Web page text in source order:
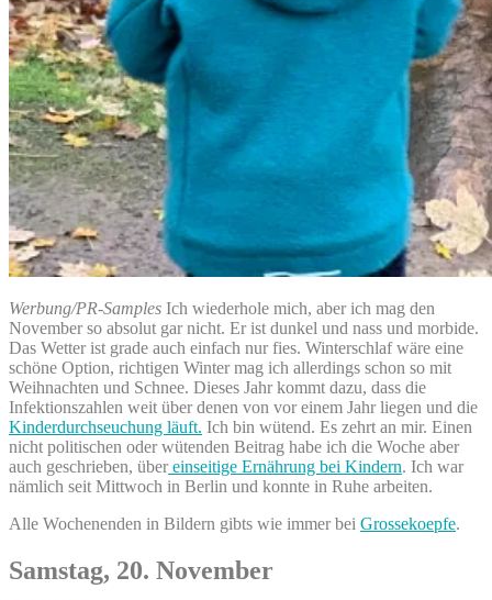
Werbung/PR-Samples Ich wiederhole mich, aber ich mag den
November so absolut gar nicht. Er ist dunkel und nass und morbide.
Das Wetter ist grade auch einfach nur fies. Winterschlaf wäre eine
schöne Option, richtigen Winter mag ich allerdings schon so mit
Weihnachten und Schnee. Dieses Jahr kommt dazu, dass die
Infektionszahlen weit über denen von vor einem Jahr liegen und die
Kinderdurchseuchung läuft. Ich bin wütend. Es zehrt an mir. Einen
nicht politischen oder wütenden Beitrag habe ich die Woche aber
auch geschrieben, übereinseitige Ernährung bei Kindern. Ich war
nämlich seit Mittwoch in Berlin und konnte in Ruhe arbeiten.
Alle Wochenenden in Bildern gibts wie immer bei Grossekoepfe.
Samstag, 20. November